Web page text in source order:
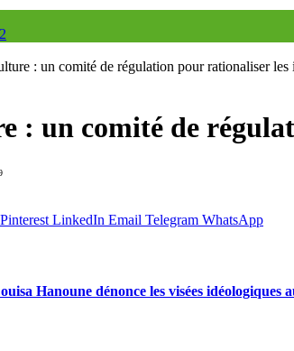
: un comité de régulation pour rationaliser les
: un comité de
Pinterest LinkedIn Email Telegram WhatsApp
Hanoune dénonce les visées idéologiques